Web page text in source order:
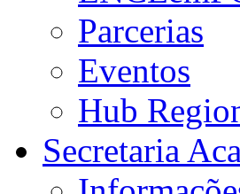
Parcerias
Eventos
Hub
Secretaria